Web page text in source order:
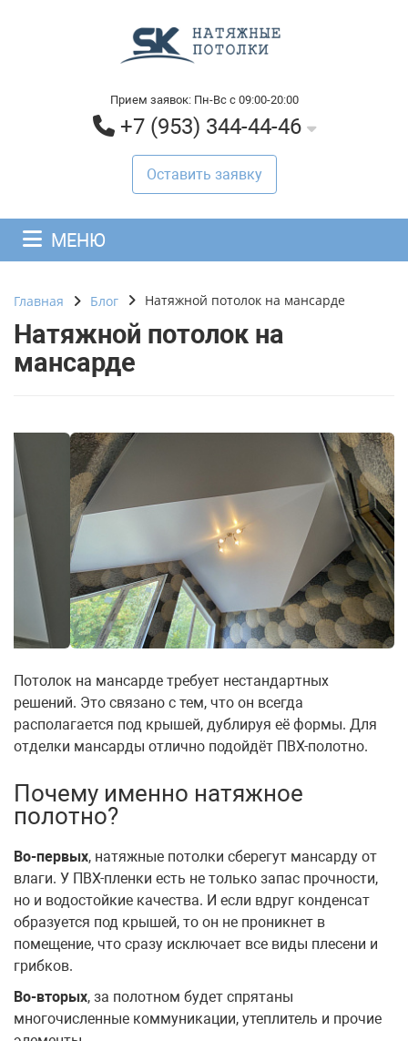
Прием заявок: Пн-Вс с 09:00-20:00
+7 (953) 344-44-46
Оставить заявку
МЕНЮ
Главная Блог Натяжной потолок на мансарде
Натяжной потолок на
мансарде
Потолок на мансарде требует нестандартных
решений. Это связано с тем, что он всегда
располагается под крышей, дублируя её формы. Для
отделки мансарды отлично подойдёт ПВХ-полотно.
Почему именно натяжное
полотно?
Во-первых, натяжные потолки сберегут мансарду от
влаги. У ПВХ-пленки есть не только запас прочности,
но и водостойкие качества. И если вдруг конденсат
образуется под крышей, то он не проникнет в
помещение, что сразу исключает все виды плесени и
грибков.
Во-вторых, за полотном будет спрятаны
многочисленные коммуникации, утеплитель и прочие